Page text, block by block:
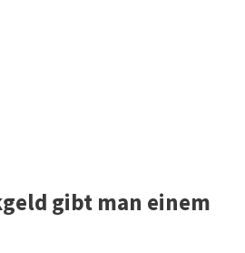
gibt man einem